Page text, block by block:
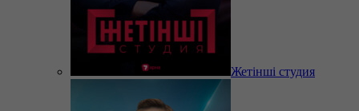
Жетінші студия